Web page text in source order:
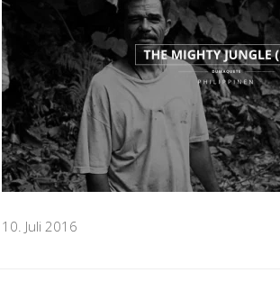
10. Juli 2016